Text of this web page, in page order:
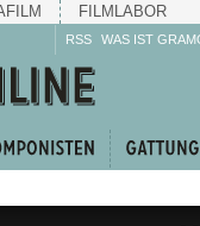
FILMLABOR
RSS WAS IST